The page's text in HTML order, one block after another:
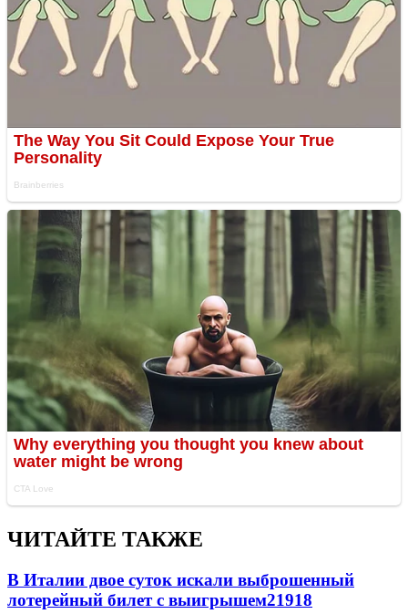
ЧИТАЙТЕ ТАКЖЕ
В Италии двое суток искали выброшенный
лотерейный билет с выигрышем21918